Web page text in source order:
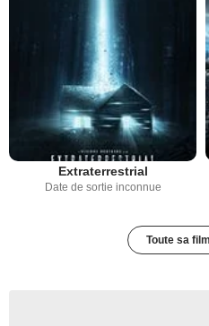
Extraterrestrial
Date de sortie inconnue
Toute sa